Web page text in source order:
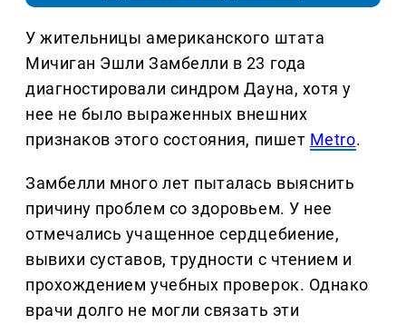
У жительницы американского штата
Мичиган Эшли Замбелли в 23 года
диагностировали синдром Дауна, хотя у
нее не было выраженных внешних
признаков этого состояния, пишет Metro.
Замбелли много лет пыталась выяснить
причину проблем со здоровьем. У нее
отмечались учащенное сердцебиение,
вывихи суставов, трудности с чтением и
прохождением учебных проверок. Однако
врачи долго не могли связать эти